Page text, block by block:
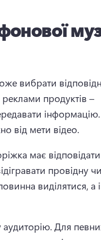
вибрати
продуктів –
від мети відео.
має відповідати
провідну чи
виділятися, а
аудиторію. Для